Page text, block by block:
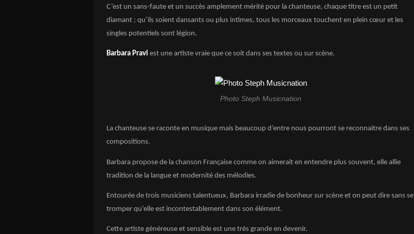
C’est un sans-faute et un succès amplement mérité pour la chanteuse, chaque titre est un petit
diamant ; qu’ils soient dansants ou plus intimes, tous les morceaux touchent en plein cœur et les
singles potentiels sont légion.
Barbara Pravi est une artiste vraie que ce soit dans ses textes ou sur scène.
Photo Steph Musicnation
La chanteuse se raconte en musique mais beaucoup d’entre nous pourront se reconnaitre dans ses
compositions.
Barbara propose de la chanson Française comme on aimerait en entendre plus souvent, elle allie
tradition de la langue et modernité des mélodies.
Entourée de trois musiciens talentueux, Barbara irradie de bonheur sur scène et on peut dire sans se
tromper qu’elle est incontestablement dans son élément.
Cette artiste généreuse et sensible est une très grande en devenir.